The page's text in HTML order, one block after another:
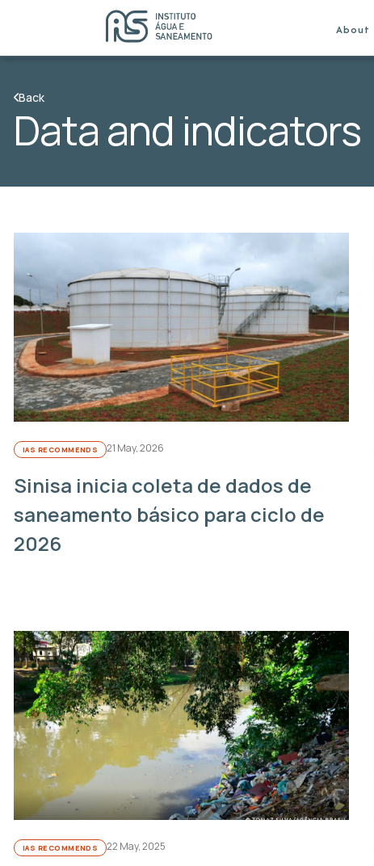
About
Back
Data and indicators
IAS RECOMMENDS 21 May, 2026
Sinisa inicia coleta de dados de
saneamento básico para ciclo de
2026
IAS RECOMMENDS 22 May, 2025